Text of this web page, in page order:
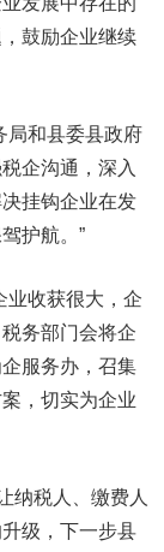
鼓励企业继续
局和县委县政府
企沟通，深入
挂钩企业在发
护航。”
业收获很大，企
务部门会将企
服务办，召集
，切实为企业
纳税人、缴费人
级，下一步县